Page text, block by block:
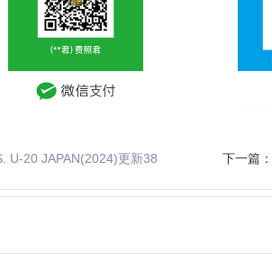
U-20 JAPAN(2024)更新38 下一篇：